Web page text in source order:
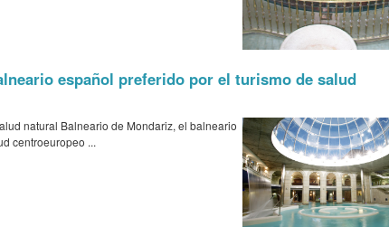
español preferido por el turismo de salud
natural Balneario de Mondariz, el balneario
centroeuropeo ...